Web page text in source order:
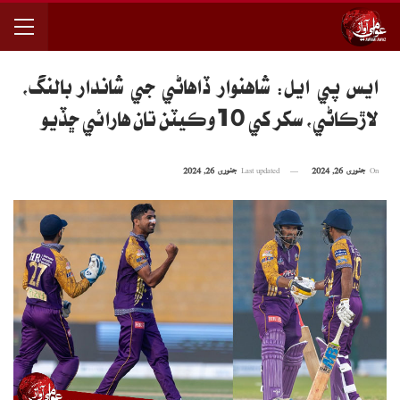
ايس پي ايل: شاهنوار ڏاهاڻي جي شاندار بالنگ،
لاڙڪاڻي، سکر کي 10وڪيٽن تان هارائي ڇڏيو